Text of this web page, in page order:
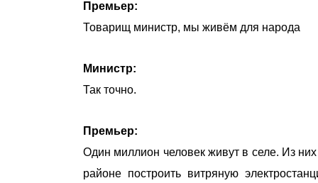
Премьер:
Товарищ министр, мы живём для народа
Министр:
Так точно.
Премьер:
Один миллион человек живут в селе. Из
районе построить витряную